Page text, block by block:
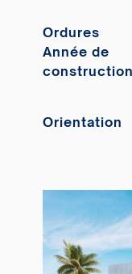
Ordures
Année de
construction
Orientation